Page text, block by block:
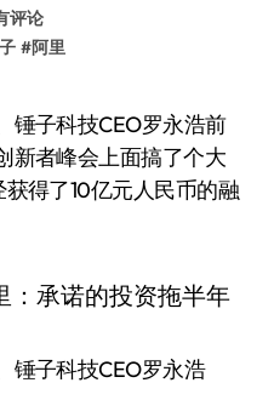
评论
#阿里
新者峰会上面搞了个大
得了10亿元人民币的融
锤子科技CEO罗永浩